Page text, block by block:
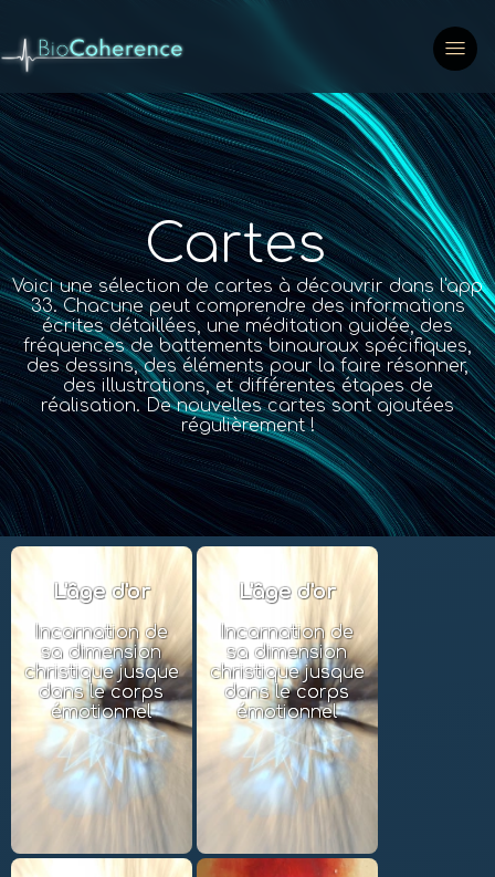
Cartes
Voici une sélection de cartes à découvrir dans l'app
33. Chacune peut comprendre des informations
écrites détaillées, une méditation guidée, des
fréquences de battements binauraux spécifiques,
des dessins, des éléments pour la faire résonner,
des illustrations, et différentes étapes de
réalisation. De nouvelles cartes sont ajoutées
régulièrement !
L'âge d'or
Incarnation de
sa dimension
christique jusque
dans le corps
émotionnel
L'âge d'or
Incarnation de
sa dimension
christique jusque
dans le corps
émotionnel